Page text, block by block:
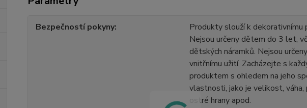
Bezpečností pokyny
Produkty slouží k dekorativnímu
Nejsou určeny dětem do 3 let,
dětských náramků. Nejsou
vnitřnímu užití. Zacházejte s
produktem s ohledem na jeho
vlastnosti, jako je velikost, váha,
ostré hrany apod.